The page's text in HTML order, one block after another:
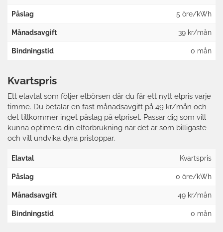
Påslag 5 öre/kWh
Månadsavgift 39 kr/mån
Bindningstid 0 mån
Kvartspris
Ett elavtal som följer elbörsen där du får ett nytt elpris varje
timme. Du betalar en fast månadsavgift på 49 kr/mån och
det tillkommer inget påslag på elpriset. Passar dig som vill
kunna optimera din elförbrukning när det är som billigaste
och vill undvika dyra pristoppar.
Elavtal Kvartspris
Påslag 0 öre/kWh
Månadsavgift 49 kr/mån
Bindningstid 0 mån